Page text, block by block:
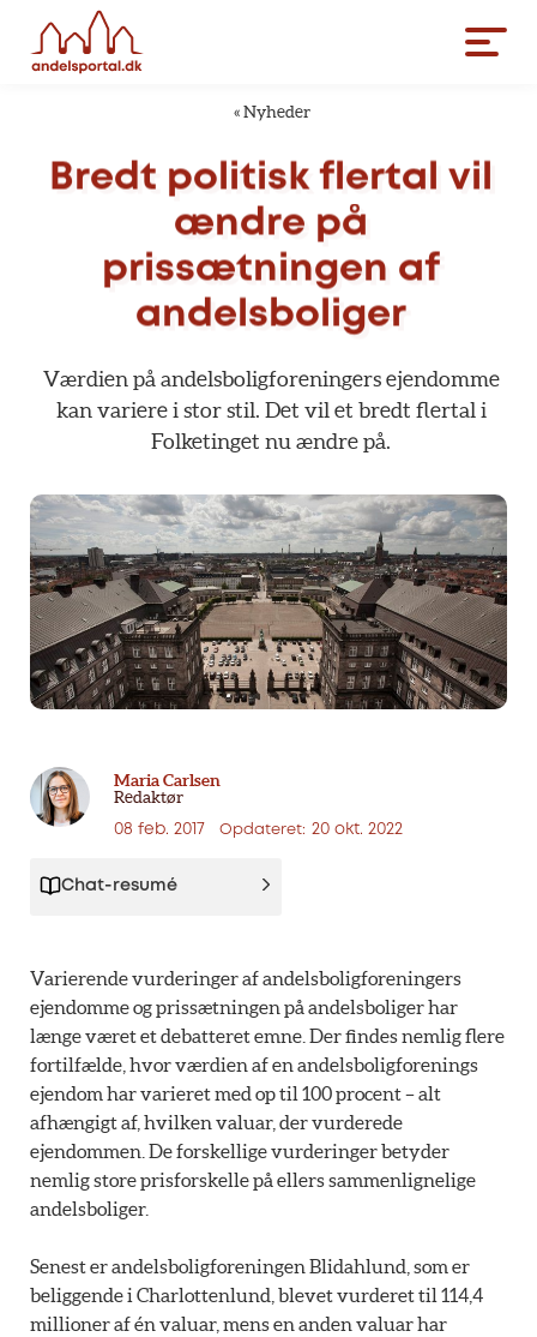
« Nyheder
Bredt politisk flertal
vil
ændre på
prissætningen af
andelsboliger
Værdien på andelsboligforeningers ejendomme
kan variere i stor stil. Det vil et bredt flertal i
Folketinget nu ændre på.
Maria Carlsen
Redaktør
08 feb. 2017 Opdateret: 20 okt. 2022
Chat-resumé
Varierende vurderinger af andelsboligforeningers
ejendomme og prissætningen på andelsboliger har
længe været et debatteret emne. Der findes nemlig flere
fortilfælde, hvor værdien af en andelsboligforenings
ejendom har varieret med op til 100 procent – alt
afhængigt af, hvilken valuar, der vurderede
ejendommen. De forskellige vurderinger betyder
nemlig store prisforskelle på ellers sammenlignelige
andelsboliger.
Senest er andelsboligforeningen Blidahlund, som er
beliggende i Charlottenlund, blevet vurderet til 114,4
millioner af én valuar, mens en anden valuar har